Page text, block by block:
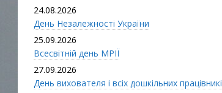
24.08.2026
День Незалежності України
25.09.2026
Всесвітній день МРІЇ
27.09.2026
День вихователя і всіx дошкільних